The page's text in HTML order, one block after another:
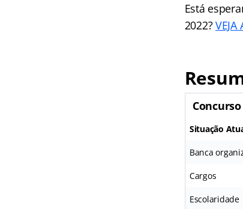
Está
2022?
Concurso
Situação
Banca
Cargos
Escolaridade